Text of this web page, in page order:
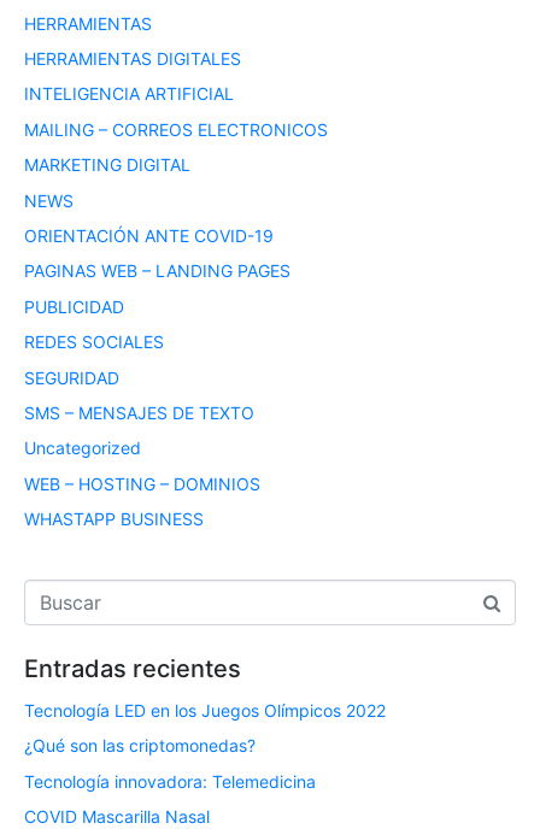
HERRAMIENTAS
HERRAMIENTAS DIGITALES
INTELIGENCIA ARTIFICIAL
MAILING – CORREOS ELECTRONICOS
MARKETING DIGITAL
NEWS
ORIENTACIÓN ANTE COVID-19
PAGINAS WEB – LANDING PAGES
PUBLICIDAD
REDES SOCIALES
SEGURIDAD
SMS – MENSAJES DE TEXTO
Uncategorized
WEB – HOSTING – DOMINIOS
WHASTAPP BUSINESS
Entradas recientes
Tecnología LED en los Juegos Olímpicos 2022
¿Qué son las criptomonedas?
Tecnología innovadora: Telemedicina
COVID Mascarilla Nasal